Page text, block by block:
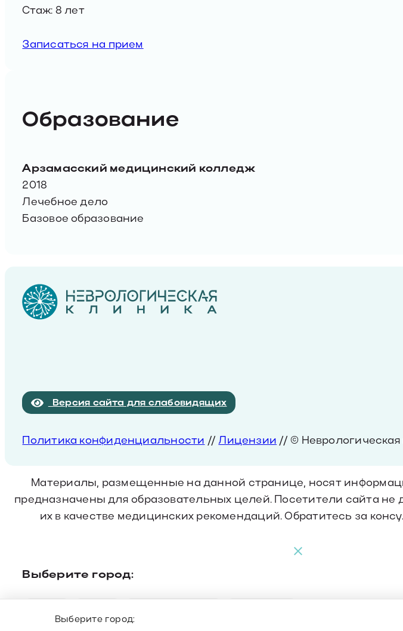
Стаж: 8 лет
Записаться на прием
Образование
Арзамасский медицинский колледж
2018
Лечебное дело
Базовое образование
Версия сайта для слабовидящих
Политика конфиденциальности // Лицензии // ©
Материалы, размещенные на данной странице, носят
предназначены для образовательных целей. Посетители сайта не
их в качестве медицинских рекомендаций. Обратитесь за
Выберите город:
Выберите город: